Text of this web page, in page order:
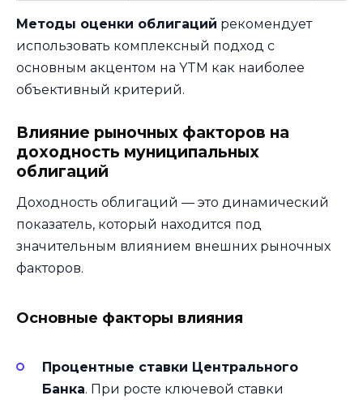
Методы оценки облигаций рекомендует
использовать комплексный подход с
основным акцентом на YTM как наиболее
объективный критерий.
Влияние рыночных факторов на
доходность муниципальных
облигаций
Доходность облигаций — это динамический
показатель, который находится под
значительным влиянием внешних рыночных
факторов.
Основные факторы влияния
Процентные ставки Центрального
Банка. При росте ключевой ставки